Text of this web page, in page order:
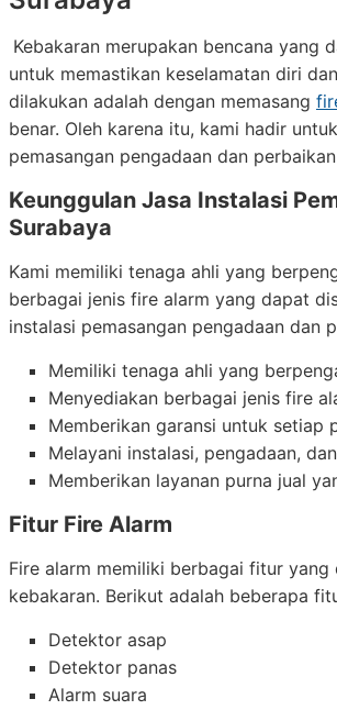
Kebakaran merupakan bencana yang
untuk memastikan keselamatan diri
dilakukan adalah dengan memasang
benar. Oleh karena itu, kami hadir
pemasangan pengadaan dan
Keunggulan Jasa Instalasi
Surabaya
Kami memiliki tenaga ahli yang
berbagai jenis fire alarm yang dapat
instalasi pemasangan pengadaan dan
Memiliki tenaga ahli yang
Menyediakan berbagai jenis fire
Memberikan garansi untuk setiap
Melayani instalasi, pengadaan,
Memberikan layanan purna jual
Fitur Fire Alarm
Fire alarm memiliki berbagai fitur
kebakaran. Berikut adalah beberapa
Detektor asap
Detektor panas
Alarm suara